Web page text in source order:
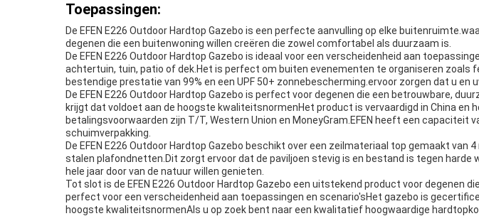
Toepassingen:
De EFEN E226 Outdoor Hardtop Gazebo is een perfecte aanvulling op elke
degenen die een buitenwoning willen creëren die zowel comfortabel als duurzaam is.
De EFEN E226 Outdoor Hardtop Gazebo is ideaal voor een verscheidenheid aan
achtertuin, tuin, patio of dek.Het is perfect om buiten evenementen te organiseren zoals
bestendige prestatie van 99% en een UPF 50+ zonnebescherming.ervoor zorgen dat u
De EFEN E226 Outdoor Hardtop Gazebo is perfect voor degenen die een betrouwbare,
krijgt dat voldoet aan de hoogste kwaliteitsnormenHet product is vervaardigd in China en
betalingsvoorwaarden zijn T/T, Western Union en MoneyGram.EFEN heeft een
schuimverpakking.
De EFEN E226 Outdoor Hardtop Gazebo beschikt over een zeilmateriaal top gemaakt
stalen plafondnetten.Dit zorgt ervoor dat de paviljoen stevig is en bestand is tegen
hele jaar door van de natuur willen genieten.
Tot slot is de EFEN E226 Outdoor Hardtop Gazebo een uitstekend product voor
perfect voor een verscheidenheid aan toepassingen en scenario'sHet gazebo is
hoogste kwaliteitsnormenAls u op zoek bent naar een kwalitatief hoogwaardige